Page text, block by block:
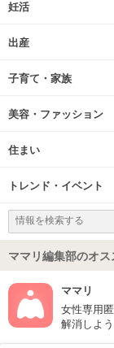
妊活
出産
子育て・家族
美容・ファッション
住まい
トレンド・イベント
ママリ編集部のオス
ママリ
女性専用
解消しよう